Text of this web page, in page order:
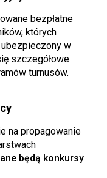
bezpłatne
których
w
szczegółowe
turnusów.
na propagowanie
będą konkursy